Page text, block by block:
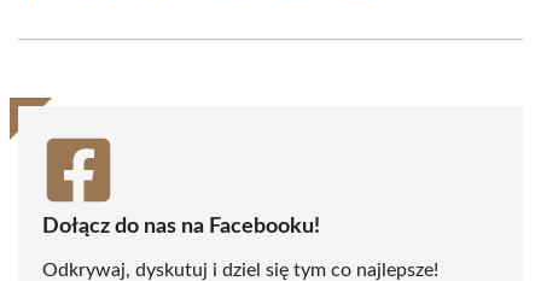
(Twitter)
Dołącz do nas na Facebooku!
Odkrywaj, dyskutuj i dziel się tym co najlepsze!